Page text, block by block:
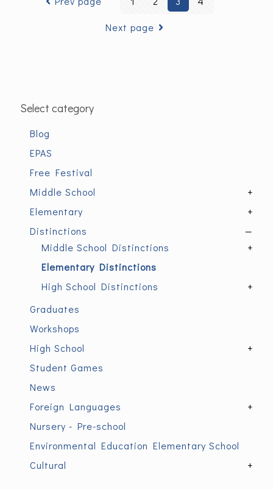
Next page
Select category
Blog
EPAS
Free Festival
+
Middle School
+
Elementary
—
Distinctions
+
Middle School Distinctions
Elementary Distinctions
+
High School Distinctions
Graduates
Workshops
+
High School
Student Games
News
+
Foreign Languages
Nursery - Pre-school
Environmental Education Elementary School
+
Cultural